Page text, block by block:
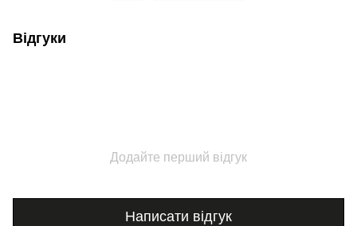
Відгуки
Додайте перший відгук
Написати відгук